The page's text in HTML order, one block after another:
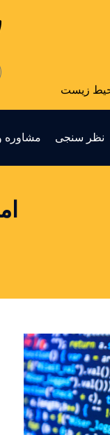
زیست
نظر سنجی مشاوره